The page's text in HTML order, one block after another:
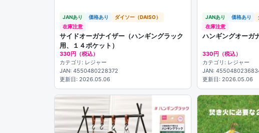
JANあり 価格あり
ダイソー（DAISO）
在庫注意
サイドオーガナイザー（ハンギングラック
用、１４ポケット）
330円（税込）
カテゴリ: レジャー
JAN: 4550480228372
更新日: 2026.05.06
JANあり 価格あり
在庫注意
ハンギングオーガ
330円（税込）
カテゴリ: レジャー
JAN:
更新日: 2026.05.06